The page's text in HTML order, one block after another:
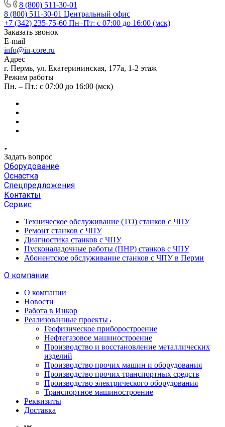
8 (800) 511-30-01
8 (800) 511-30-01 Центральный офис
+7 (342) 235-75-60 Пн–Пт: с 07:00 до 16:00 (мск)
Заказать звонок
E-mail
info@in-core.ru
Адрес
г. Пермь, ул. ​Екатерининская, 177а, ​1-2 этаж
Режим работы
Пн. – Пт.: с 07:00 до 16:00 (мск)
Задать вопрос
Оборудование
Оснастка
Спецпредложения
Контакты
Сервис
Техническое обслуживание (ТО) станков с ЧПУ
Ремонт станков с ЧПУ
Диагностика станков с ЧПУ
Пусконаладочные работы (ПНР) станков с ЧПУ
Абонентское обслуживание станков с ЧПУ в Перми
О компании
О компании
Новости
Работа в Инкор
Реализованные проекты
Геофизическое приборостроение
Нефтегазовое машиностроение
Производство и восстановление металлических
изделий
Производство прочих машин и оборудования
Производство прочих транспортных средств
Производство электрического оборудования
Транспортное машиностроение
Реквизиты
Доставка